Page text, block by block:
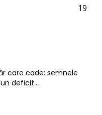
19
care cade: semnele
deficit...